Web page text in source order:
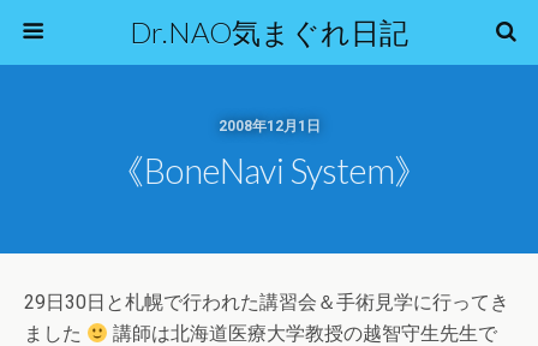
Dr.NAO気まぐれ日記
2008年12月1日
《BoneNavi System》
29日30日と札幌で行われた講習会＆手術見学に行ってき
ました
講師は北海道医療大学教授の越智守生先生で